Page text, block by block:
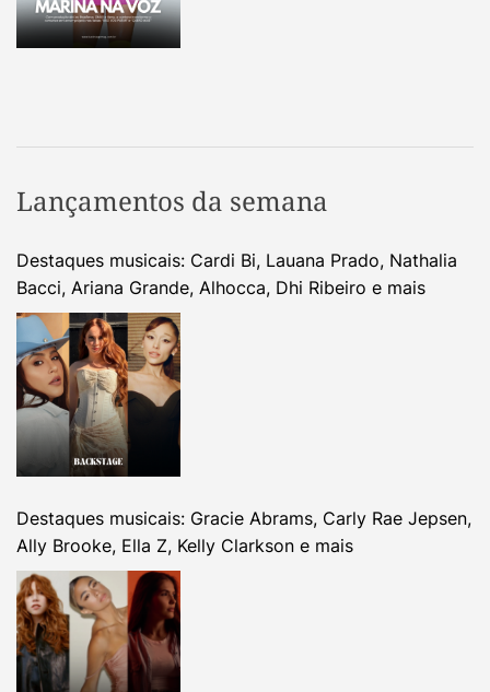
Lançamentos da semana
Destaques musicais: Cardi Bi, Lauana Prado, Nathalia
Bacci, Ariana Grande, Alhocca, Dhi Ribeiro e mais
Destaques musicais: Gracie Abrams, Carly Rae Jepsen,
Ally Brooke, Ella Z, Kelly Clarkson e mais